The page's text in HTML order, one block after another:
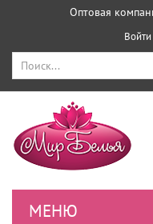
Оптовая
Войти